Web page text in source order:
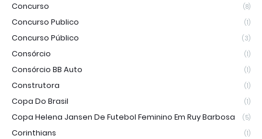
Concurso (8)
Concurso Publico (1)
Concurso Público (3)
Consórcio (1)
Consórcio BB Auto (1)
Construtora (1)
Copa Do Brasil (1)
Copa Helena Jansen De Futebol Feminino Em Ruy Barbosa (5)
Corinthians (1)